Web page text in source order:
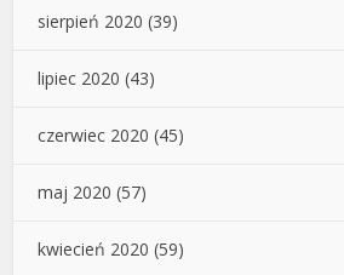
sierpień 2020 (39)
lipiec 2020 (43)
czerwiec 2020 (45)
maj 2020 (57)
kwiecień 2020 (59)